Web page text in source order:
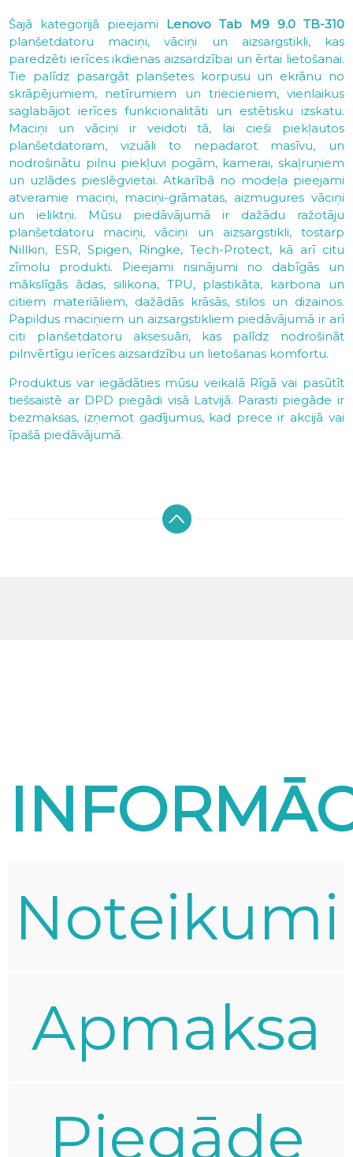
Šajā kategorijā pieejami Lenovo Tab M9 9.0 TB-310
planšetdatoru maciņi, vāciņi un aizsargstikli, kas
paredzēti ierīces ikdienas aizsardzībai un ērtai lietošanai.
Tie palīdz pasargāt planšetes korpusu un ekrānu no
skrāpējumiem, netīrumiem un triecieniem, vienlaikus
saglabājot ierīces funkcionalitāti un estētisku izskatu.
Maciņi un vāciņi ir veidoti tā, lai cieši piekļautos
planšetdatoram, vizuāli to nepadarot masīvu, un
nodrošinātu pilnu piekļuvi pogām, kamerai, skaļruņiem
un uzlādes pieslēgvietai. Atkarībā no modeļa pieejami
atveramie maciņi, maciņi-grāmatas, aizmugures vāciņi
un ieliktņi. Mūsu piedāvājumā ir dažādu ražotāju
planšetdatoru maciņi, vāciņi un aizsargstikli, tostarp
Nillkin, ESR, Spigen, Ringke, Tech-Protect, kā arī citu
zīmolu produkti. Pieejami risinājumi no dabīgās un
mākslīgās ādas, silikona, TPU, plastikāta, karbona un
citiem materiāliem, dažādās krāsās, stilos un dizainos.
Papildus maciņiem un aizsargstikliem piedāvājumā ir arī
citi planšetdatoru aksesuāri, kas palīdz nodrošināt
pilnvērtīgu ierīces aizsardzību un lietošanas komfortu.
Produktus var iegādāties mūsu veikalā Rīgā vai pasūtīt
tiešsaistē ar DPD piegādi visā Latvijā. Parasti piegāde ir
bezmaksas, izņemot gadījumus, kad prece ir akcijā vai
īpašā piedāvājumā.
Noteikumi
Apmaksa
Piegāde